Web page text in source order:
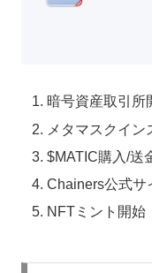
暗号資産取引所
メタマスクイン
$MATIC購入/送
Chainers公式サ
NFTミント開始